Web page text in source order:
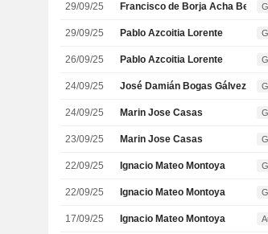
29/09/25 Francisco de Borja Acha Besga
29/09/25 Pablo Azcoitia Lorente
26/09/25 Pablo Azcoitia Lorente
24/09/25 José Damián Bogas Gálvez
24/09/25 Marin Jose Casas
23/09/25 Marin Jose Casas
22/09/25 Ignacio Mateo Montoya
22/09/25 Ignacio Mateo Montoya
17/09/25 Ignacio Mateo Montoya